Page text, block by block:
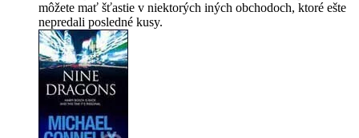
môžete mať šťastie v niektorých iných obchodoch, ktoré ešte
nepredali posledné kusy.